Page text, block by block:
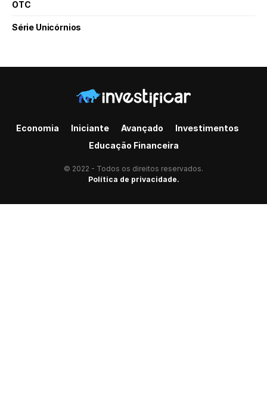
OTC
Série Unicórnios
Economia Iniciante Avançado
Investimentos
Educação Financeira
© 2022 - Todos os direitos reservados.
Política de privacidade.